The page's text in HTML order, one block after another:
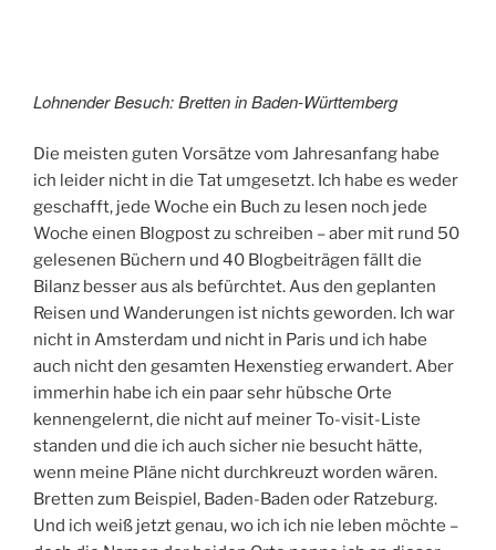
Lohnender Besuch: Bretten in Baden-Württemberg
Die meisten guten Vorsätze vom Jahresanfang habe
ich leider nicht in die Tat umgesetzt. Ich habe es weder
geschafft, jede Woche ein Buch zu lesen noch jede
Woche einen Blogpost zu schreiben – aber mit rund 50
gelesenen Büchern und 40 Blogbeiträgen fällt die
Bilanz besser aus als befürchtet. Aus den geplanten
Reisen und Wanderungen ist nichts geworden. Ich war
nicht in Amsterdam und nicht in Paris und ich habe
auch nicht den gesamten Hexenstieg erwandert. Aber
immerhin habe ich ein paar sehr hübsche Orte
kennengelernt, die nicht auf meiner To-visit-Liste
standen und die ich auch sicher nie besucht hätte,
wenn meine Pläne nicht durchkreuzt worden wären.
Bretten zum Beispiel, Baden-Baden oder Ratzeburg.
Und ich weiß jetzt genau, wo ich ich nie leben möchte –